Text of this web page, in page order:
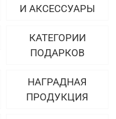
И АКСЕССУАРЫ
КАТЕГОРИИ
ПОДАРКОВ
НАГРАДНАЯ
ПРОДУКЦИЯ